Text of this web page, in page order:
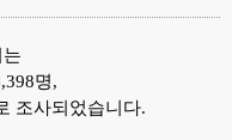
명,
조사되었습니다.